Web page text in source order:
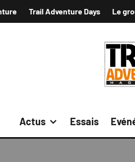
Trail Adventure Days Le
Actus Essais